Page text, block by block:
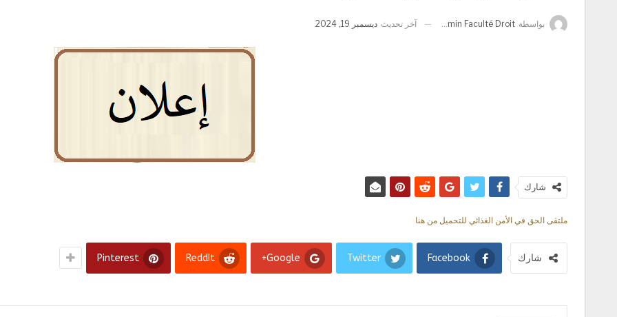
بواسطة Admin Faculté Droit آخر تحديث ديسمبر 19, 2024
شارك
ملتقى الحق في الأمن الغذائي للتحميل من هنا
شارك Facebook
Twitter
Google+
ReddIt
Pinterest